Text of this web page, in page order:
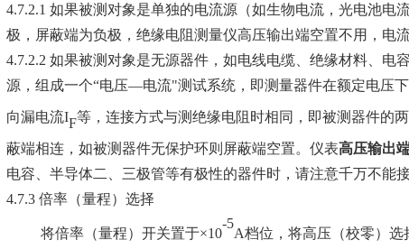
4.7.2.1 如果被测对象是单独的电流源（如生物电流，光电池电
极，屏蔽端为负极，绝缘电阻测量仪高压输出端空置不用，电
4.7.2.2 如果被测对象是无源器件，如电线电缆、绝缘材料、电
源，组成一个“电压—电流"测试系统，即测量器件在额定电压
向漏电流IF等，连接方式与测绝缘电阻时相同，即被测器件的
蔽端相连，如被测器件无保护环则屏蔽端空置。仪表高压输出
电容、半导体二、三极管等有极性的器件时，请注意千万不能接
4.7.3 倍率（量程）选择
将倍率（量程）开关置于×10
-5
A档位，将高压（校零）选